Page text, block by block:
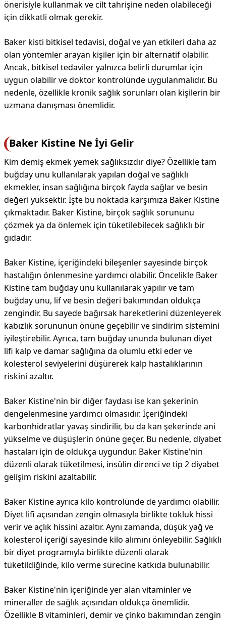
önerisiyle kullanmak ve cilt tahrişine neden olabileceği
için dikkatli olmak gerekir.
Baker kisti bitkisel tedavisi, doğal ve yan etkileri daha az
olan yöntemler arayan kişiler için bir alternatif olabilir.
Ancak, bitkisel tedaviler yalnızca belirli durumlar için
uygun olabilir ve doktor kontrolünde uygulanmalıdır. Bu
nedenle, özellikle kronik sağlık sorunları olan kişilerin bir
uzmana danışması önemlidir.
Baker Kistine Ne İyi Gelir
Kim demiş ekmek yemek sağlıksızdır diye? Özellikle tam
buğday unu kullanılarak yapılan doğal ve sağlıklı
ekmekler, insan sağlığına birçok fayda sağlar ve besin
değeri yüksektir. İşte bu noktada karşımıza Baker Kistine
çıkmaktadır. Baker Kistine, birçok sağlık sorununu
çözmek ya da önlemek için tüketilebilecek sağlıklı bir
gıdadır.
Baker Kistine, içeriğindeki bileşenler sayesinde birçok
hastalığın önlenmesine yardımcı olabilir. Öncelikle Baker
Kistine tam buğday unu kullanılarak yapılır ve tam
buğday unu, lif ve besin değeri bakımından oldukça
zengindir. Bu sayede bağırsak hareketlerini düzenleyerek
kabızlık sorununun önüne geçebilir ve sindirim sistemini
iyileştirebilir. Ayrıca, tam buğday ununda bulunan diyet
lifi kalp ve damar sağlığına da olumlu etki eder ve
kolesterol seviyelerini düşürerek kalp hastalıklarının
riskini azaltır.
Baker Kistine'nin bir diğer faydası ise kan şekerinin
dengelenmesine yardımcı olmasıdır. İçeriğindeki
karbonhidratlar yavaş sindirilir, bu da kan şekerinde ani
yükselme ve düşüşlerin önüne geçer. Bu nedenle, diyabet
hastaları için de oldukça uygundur. Baker Kistine'nin
düzenli olarak tüketilmesi, insülin direnci ve tip 2 diyabet
gelişim riskini azaltabilir.
Baker Kistine ayrıca kilo kontrolünde de yardımcı olabilir.
Diyet lifi açısından zengin olmasıyla birlikte tokluk hissi
verir ve açlık hissini azaltır. Aynı zamanda, düşük yağ ve
kolesterol içeriği sayesinde kilo alımını önleyebilir. Sağlıklı
bir diyet programıyla birlikte düzenli olarak
tüketildiğinde, kilo verme sürecine katkıda bulunabilir.
Baker Kistine'nin içeriğinde yer alan vitaminler ve
mineraller de sağlık açısından oldukça önemlidir.
Özellikle B vitaminleri, demir ve çinko bakımından zengin